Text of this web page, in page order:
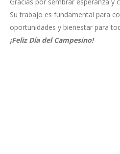
Su trabajo es fundamental para
oportunidades y bienestar para
¡Feliz Día del Campesino!